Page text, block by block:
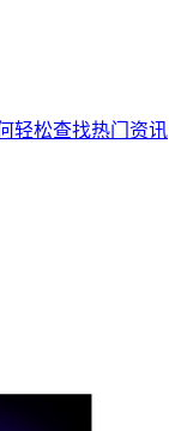
轻松查找热门资讯